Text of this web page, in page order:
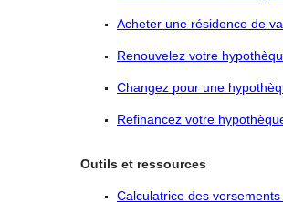
Acheter une résidence de
Renouvelez votre
Changez pour une
Refinancez votre
Outils et ressources
Calculatrice des